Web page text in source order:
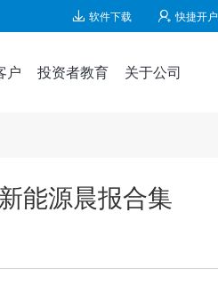
软件下载 快捷开户
户 投资者教育 关于公司
能源晨报合集